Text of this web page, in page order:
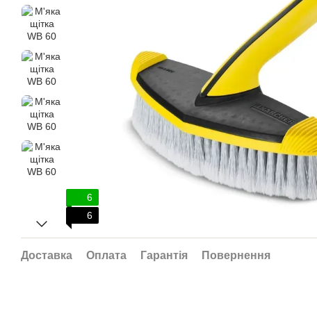
6
6
Доставка Оплата Гарантія Повернення